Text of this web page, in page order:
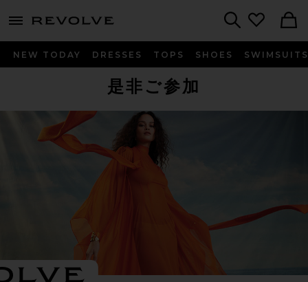
menu - shows more content
NEW TODAY DRESSES TOPS SHOES SWIMSUITS
是非ご参加